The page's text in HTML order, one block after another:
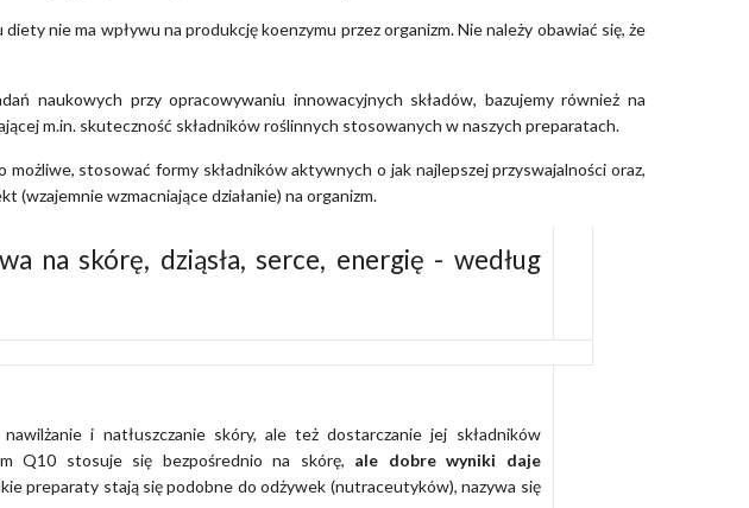
nie ma wpływu na produkcję koenzymu przez organizm. Nie należy obawiać się, że
naukowych przy opracowywaniu innowacyjnych składów, bazujemy również na
m.in. skuteczność składników roślinnych stosowanych w naszych preparatach.
stosować formy składników aktywnych o jak najlepszej przyswajalności oraz,
(wzajemnie wzmacniające działanie) na organizm.
na skórę, dziąsła, serce, energię - według
i natłuszczanie skóry, ale też dostarczanie jej składników
Q10 stosuje się bezpośrednio na skórę, ale dobre wyniki daje
preparaty stają się podobne do odżywek (nutraceutyków), nazywa się